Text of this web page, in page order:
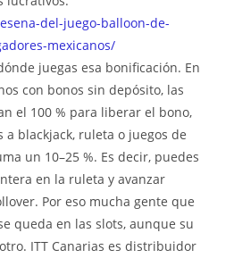
del-juego-balloon-de-
mexicanos/
juegas esa bonificación. En
con bonos sin depósito, las
el 100 % para liberar el bono,
a blackjack, ruleta o juegos de
un 10–25 %. Es decir, puedes
en la ruleta y avanzar
Por eso mucha gente que
queda en las slots, aunque su
ITT Canarias es distribuidor